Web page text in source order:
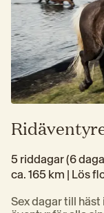
5 riddagar (6
ca. 165 km | Lös
Sex dagar till